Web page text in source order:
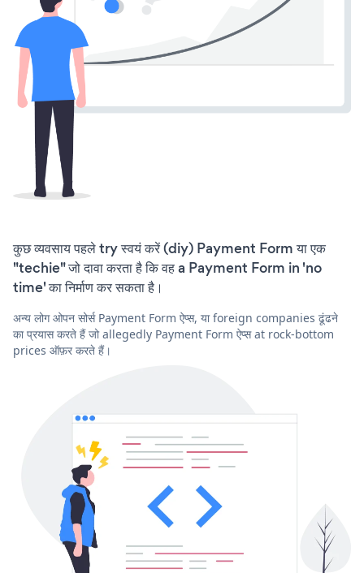
कुछ व्यवसाय पहले try स्वयं करें (diy) Payment Form या एक
"techie" जो दावा करता है कि वह a Payment Form in 'no
time' का निर्माण कर सकता है।
अन्य लोग ओपन सोर्स Payment Form ऐप्स, या foreign companies ढूंढने
का प्रयास करते हैं जो allegedly Payment Form ऐप्स at rock-bottom
prices ऑफ़र करते हैं।